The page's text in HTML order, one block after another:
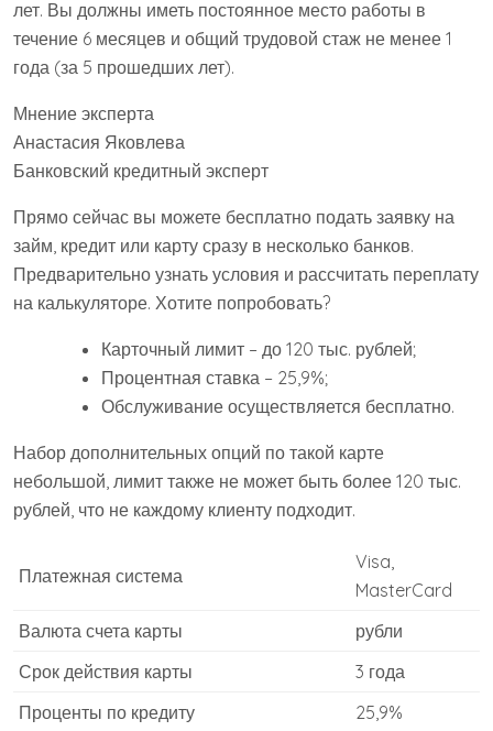
лет. Вы должны иметь постоянное место работы в
течение 6 месяцев и общий трудовой стаж не менее 1
года (за 5 прошедших лет).
Мнение эксперта
Анастасия Яковлева
Банковский кредитный эксперт
Прямо сейчас вы можете бесплатно подать заявку на
займ, кредит или карту сразу в несколько банков.
Предварительно узнать условия и рассчитать переплату
на калькуляторе. Хотите попробовать?
Карточный лимит – до 120 тыс. рублей;
Процентная ставка – 25,9%;
Обслуживание осуществляется бесплатно.
Набор дополнительных опций по такой карте
небольшой, лимит также не может быть более 120 тыс.
рублей, что не каждому клиенту подходит.
Платежная система
Visa,
MasterCard
Валюта счета карты
рубли
Срок действия карты
3 года
Проценты по кредиту
25,9%